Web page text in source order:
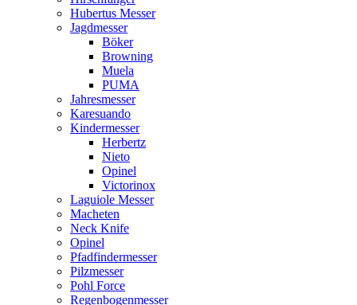
Hubertus Messer
Jagdmesser
Böker
Browning
Muela
PUMA
Jahresmesser
Karesuando
Kindermesser
Herbertz
Nieto
Opinel
Victorinox
Laguiole Messer
Macheten
Neck Knife
Opinel
Pfadfindermesser
Pilzmesser
Pohl Force
Regenbogenmesser